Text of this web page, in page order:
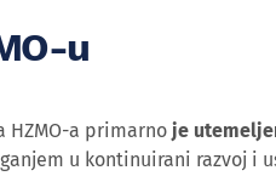
u
HZMO-a primarno je
u kontinuirani razvoj i